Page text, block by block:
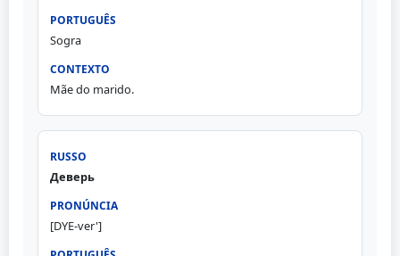
Sogra
Mãe do marido.
Деверь
[DYE-ver']